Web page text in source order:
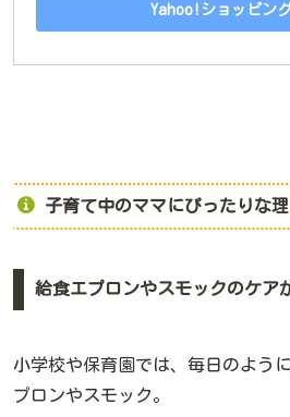
Yahoo!ショッピン
子育て中のママにぴったりな
給食エプロンやスモックのケア
小学校や保育園では、毎日のよう
プロンやスモック。